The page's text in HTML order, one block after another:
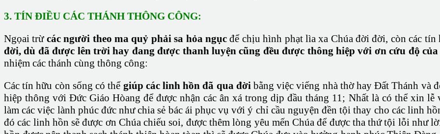
3. TÍN ĐIỀU CÁC THÁNH THÔNG CÔNG:
Ngọai trừ các người theo ma quỷ phải sa hỏa ngụcđể chịu hình phạt lìa xa Chúa đời đời, còn các
đời, dù đã được lên trời hay đang được thanh luyện cũng đều được thông hiệp với ơn cứu độ
nhiệm các thánh cùng thông công:
Các tín hữu còn sống có thể giúp các linh hồn đã qua đời bằng việc viếng nhà thờ hay Đất Thánh và
hiệp thông với Đức Giáo Hòang để được nhận các ân xá trong dịp đầu tháng 11; Nhất là có thể xin
làm các việc lành phúc đức như chia sẻ bác ái phục vụ với ý chỉ cầu nguyện đền tội thay cho các linh
đó các linh hồn sẽ được ơn Chúa chiếu soi, được thêm lòng yêu mến Chúa để được tha thứ tội lỗi như